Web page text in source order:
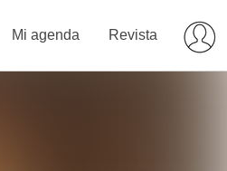
Mi agenda Revista